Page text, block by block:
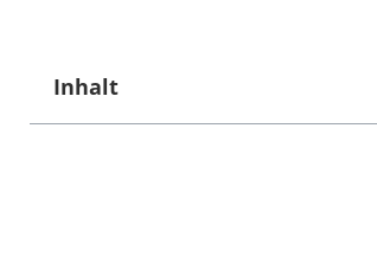
Inhalt